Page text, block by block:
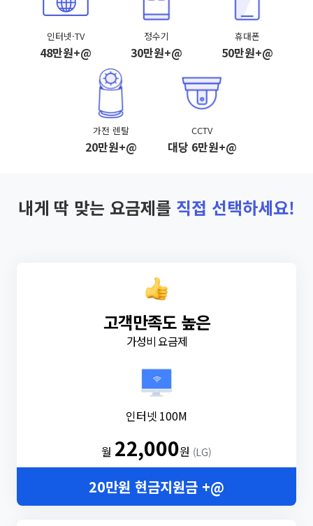
인터넷·TV
48만원+@
정수기
30만원+@
휴대폰
50만원+@
가전 렌탈
20만원+@
CCTV
대당 6만원+@
내게 딱 맞는 요금제를 직접 선택하세요!
고객만족도 높은
가성비 요금제
인터넷 100M
월 22,000원 (LG)
20만원 현금지원금 +@